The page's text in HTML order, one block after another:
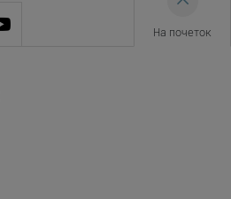
На почеток